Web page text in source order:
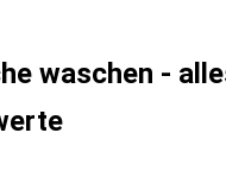
waschen -